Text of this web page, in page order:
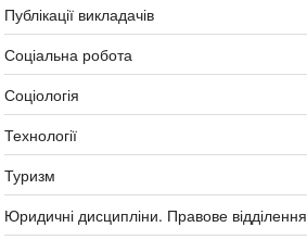
Публікації викладачів
Соціальна робота
Соціологія
Технології
Туризм
Юридичні дисципліни. Правове відділення